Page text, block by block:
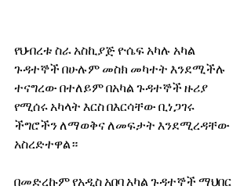
የህብረቱ ስራ አስኪያጅ ዮሴፍ አካሉ አካል
ጉዳተኞች በሁሉም መስክ መካተት እንደሚችሉ
ተናግረው በተለይም በአካል ጉዳተኞች ዙሪያ
የሚሰሩ አካላት እርስ በእርሳቸው ቢነጋገሩ
ችግሮችን ለማወቅና ለመፍታት እንደሚረዳቸው
አስረድተዋል።
በመድረኩም የአዲስ አበባ አካል ጉዳተኞች ማህበር